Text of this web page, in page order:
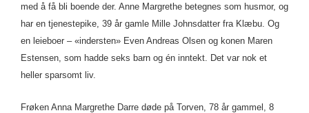
med å få bli boende der. Anne Margrethe betegnes som husmor, og
har en tjenestepike, 39 år gamle Mille Johnsdatter fra Klæbu. Og
en leieboer – «indersten» Even Andreas Olsen og konen Maren
Estensen, som hadde seks barn og én inntekt. Det var nok et
heller sparsomt liv.
Frøken Anna Margrethe Darre døde på Torven, 78 år gammel, 8